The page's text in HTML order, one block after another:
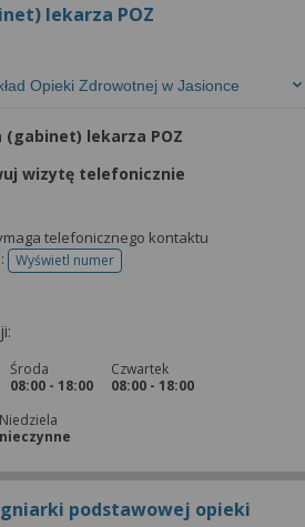
lekarza POZ
Opieki Zdrowotnej w Jasionce
(gabinet) lekarza POZ
wizytę telefonicznie
telefonicznego kontaktu
Wyświetl numertelefonu do rejestracji
Środa
08:00 - 18:00
Czwartek
08:00 - 18:00
Niedziela
nieczynne
podstawowej opieki